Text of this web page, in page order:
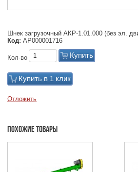
Шнек загрузочный АКР-1.01.000 (без эл.
Код: АР000001716
Кол-во Купить
Купить в 1 клик
Отложить
Похожие товары